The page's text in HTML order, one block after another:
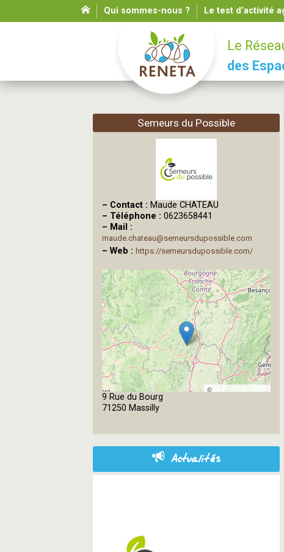
Qui sommes-nous ? Le test d’activité
Le
des
Semeurs du Possible
– Contact : Maude CHATEAU
– Téléphone : 0623658441
– Mail :
maude.chateau@semeursdupossible.com
– Web : https://semeursdupossible.com/
©
9 Rue du Bourg
71250 Massilly
Actualités